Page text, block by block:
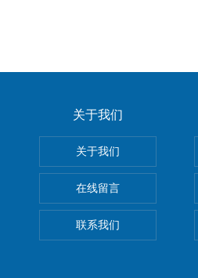
关于我们
关于我们
在线留言
联系我们